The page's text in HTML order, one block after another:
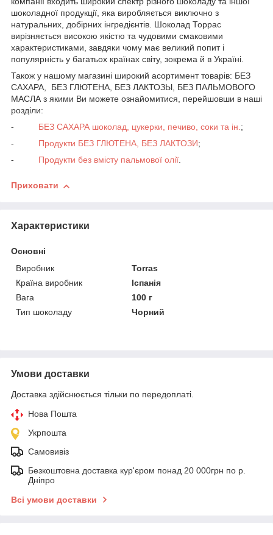
шоколадної продукції, яка виробляється виключно з
натуральних, добірних інгредієнтів. Шоколад Торрас
вирізняється високою якістю та чудовими смаковими
характеристиками, завдяки чому має великий попит і
популярність у багатьох країнах світу, зокрема й в Україні.
Також у нашому магазині широкий асортимент товарів: БЕЗ
САХАРА, БЕЗ ГЛЮТЕНА, БЕЗ ЛАКТОЗЫ, БЕЗ ПАЛЬМОВОГО
МАСЛА з якими Ви можете ознайомитися, перейшовши в наші
розділи:
- БЕЗ САХАРА шоколад, цукерки, печиво, соки та ін.;
- Продукти БЕЗ ГЛЮТЕНА, БЕЗ ЛАКТОЗИ;
- Продукти без вмісту пальмової олії.
Приховати
Характеристики
Основні
Виробник
Torras
Країна виробник
Іспанія
Вага
100 г
Тип шоколаду
Чорний
Умови доставки
Доставка здійснюється тільки по передоплаті.
Нова Пошта
Укрпошта
Самовивіз
Безкоштовна доставка кур'єром понад 20 000грн по р.
Дніпро
Всі умови доставки